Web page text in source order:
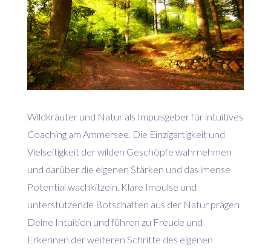
Wildkräuter und Natur als Impulsgeber für intuitives
Coaching am Ammersee. Die Einzigartigkeit und
Vielseitigkeit der wilden Geschöpfe wahrnehmen
und darüber die eigenen Stärken und das imense
Potential wachkitzeln. Klare Impulse und
unterstützende Botschaften aus der Natur prägen
Deine Intuition und führen zu Freude und
Erkennen der weiteren Schritte des eigenen